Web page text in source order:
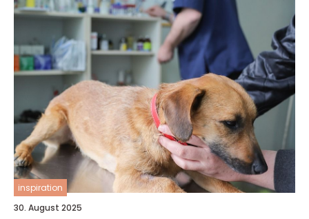
inspiration
30. August 2025